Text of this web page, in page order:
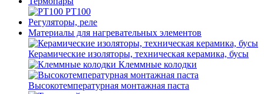
PT100
Регуляторы, реле
Материалы для нагревательных элементов
Керамические изоляторы, техническая керамика, бусы
Клеммные колодки
Высокотемпературная монтажная паста